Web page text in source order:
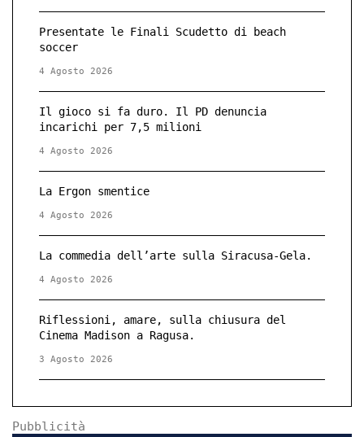
Presentate le Finali Scudetto di beach
soccer
4 Agosto 2026
Il gioco si fa duro. Il PD denuncia
incarichi per 7,5 milioni
4 Agosto 2026
La Ergon smentice
4 Agosto 2026
La commedia dell’arte sulla Siracusa-Gela.
4 Agosto 2026
Riflessioni, amare, sulla chiusura del
Cinema Madison a Ragusa.
3 Agosto 2026
Pubblicità